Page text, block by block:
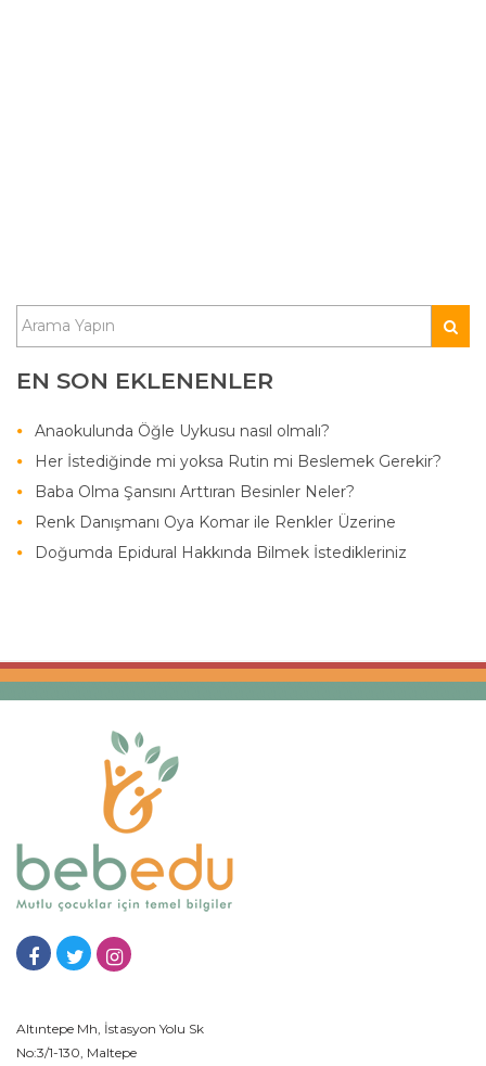
EN SON EKLENENLER
Anaokulunda Öğle Uykusu nasıl olmalı?
Her İstediğinde mi yoksa Rutin mi Beslemek Gerekir?
Baba Olma Şansını Arttıran Besinler Neler?
Renk Danışmanı Oya Komar ile Renkler Üzerine
Doğumda Epidural Hakkında Bilmek İstedikleriniz
Altıntepe Mh, İstasyon Yolu Sk
No:3/1-130, Maltepe